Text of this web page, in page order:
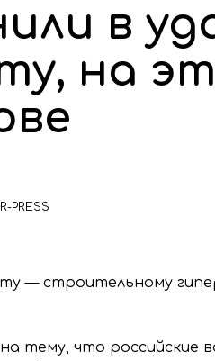
в
на
PRESS
— строительному
тему, что российские